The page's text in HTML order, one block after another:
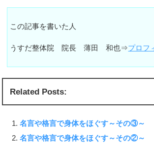
この記事を書いた人
うすだ整体院 院長 薄田 和也⇒プロフ
Related Posts:
名言や格言で身体をほぐす～その③～
名言や格言で身体をほぐす～その②～